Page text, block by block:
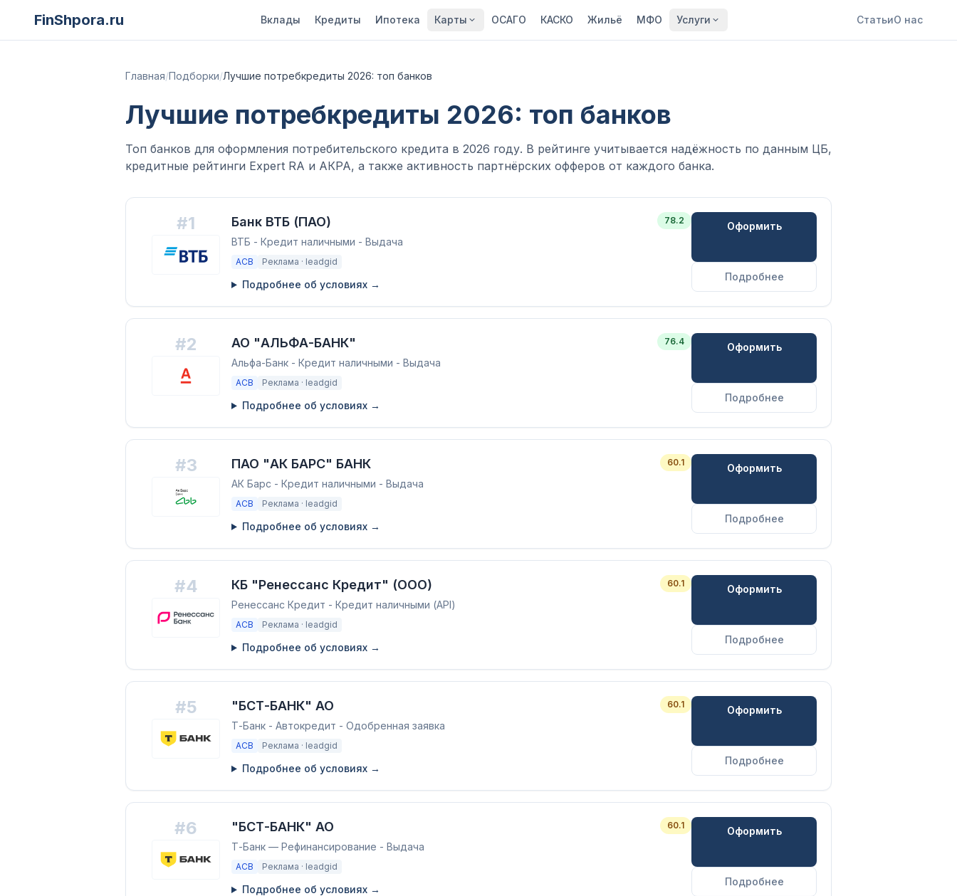
FinShpora.ru Вклады Кредиты Ипотека Карты ОСАГО КАСКО Жильё МФО Услуги СтатьиО нас
Главная/Подборки/Лучшие потребкредиты 2026: топ банков
Лучшие потребкредиты 2026: топ банков
Топ банков для оформления потребительского кредита в 2026 году. В рейтинге учитывается надёжность по данным ЦБ,
кредитные рейтинги Expert RA и АКРА, а также активность партнёрских офферов от каждого банка.
#1 Банк ВТБ (ПАО) 78.2
ВТБ - Кредит наличными - Выдача
АСВ Реклама · leadgid
Подробнее об условиях →
Оформить
Подробнее
#2 АО "АЛЬФА-БАНК" 76.4
Альфа-Банк - Кредит наличными - Выдача
АСВ Реклама · leadgid
Подробнее об условиях →
Оформить
Подробнее
#3 ПАО "АК БАРС" БАНК 60.1
АК Барс - Кредит наличными - Выдача
АСВ Реклама · leadgid
Подробнее об условиях →
Оформить
Подробнее
#4 КБ "Ренессанс Кредит" (ООО) 60.1
Ренессанс Кредит - Кредит наличными (API)
АСВ Реклама · leadgid
Подробнее об условиях →
Оформить
Подробнее
#5 "БСТ-БАНК" АО 60.1
Т-Банк - Автокредит - Одобренная заявка
АСВ Реклама · leadgid
Подробнее об условиях →
Оформить
Подробнее
#6 "БСТ-БАНК" АО 60.1
Т-Банк — Рефинансирование - Выдача
АСВ Реклама · leadgid
Подробнее об условиях →
Оформить
Подробнее